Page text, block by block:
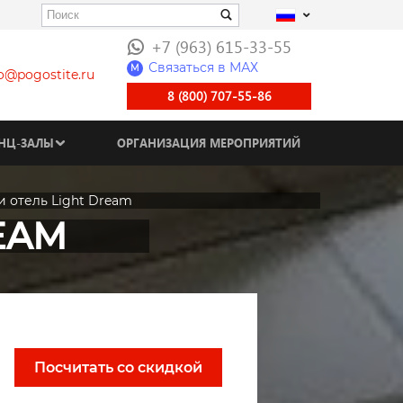
+7 (963) 615-33-55
M Связаться в МАХ
8 (800) 707-55-86
ЗАЛЫ ОРГАНИЗАЦИЯ МЕРОПРИЯТИЙ
отель Light Dream
Посчитать со скидкой